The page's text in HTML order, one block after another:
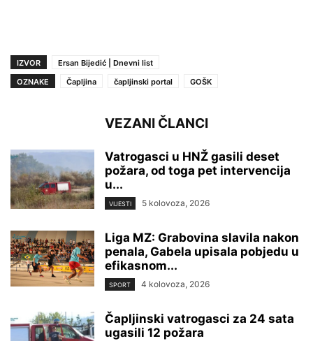
IZVOR
Ersan Bijedić | Dnevni list
OZNAKE
Čapljina čapljinski portal GOŠK
VEZANI ČLANCI
Vatrogasci u HNŽ gasili deset
požara, od toga pet intervencija
u...
VIJESTI 5 kolovoza, 2026
Liga MZ: Grabovina slavila nakon
penala, Gabela upisala pobjedu u
efikasnom...
SPORT 4 kolovoza, 2026
Čapljinski vatrogasci za 24 sata
ugasili 12 požara